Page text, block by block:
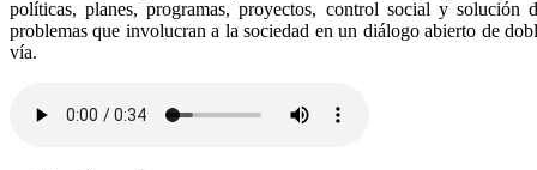
políticas, planes, programas, proyectos, control social y solución
problemas que involucran a la sociedad en un diálogo abierto de
vía.​​ ​​​